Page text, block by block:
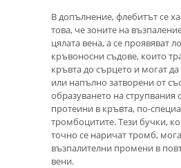
В допълнение, флебитът се
това, че зоните на
цялата вена, а се проявяват
кръвоносни съдове, които
кръвта до сърцето и могат
или напълно затворени от
образуването на струпвания
протеини в кръвта, по-
тромбоцитите. Тези бучки,
точно се наричат ​​тромб,
възпалителни промени в
вени.